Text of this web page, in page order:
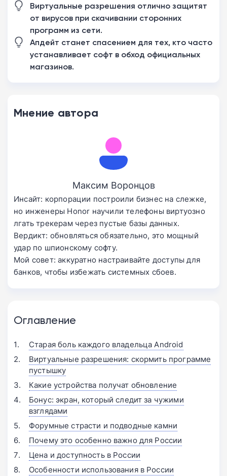
Виртуальные разрешения отлично защитят
от вирусов при скачивании сторонних
программ из сети.
Апдейт станет спасением для тех, кто часто
устанавливает софт в обход официальных
магазинов.
Мнение автора
Максим Воронцов
Инсайт: корпорации построили бизнес на слежке,
но инженеры Honor научили телефоны виртуозно
лгать трекерам через пустые базы данных.
Вердикт: обновляться обязательно, это мощный
удар по шпионскому софту.
Мой совет: аккуратно настраивайте доступы для
банков, чтобы избежать системных сбоев.
Оглавление
Старая боль каждого владельца Android
Виртуальные разрешения: скормить программе
пустышку
Какие устройства получат обновление
Бонус: экран, который следит за чужими
взглядами
Форумные страсти и подводные камни
Почему это особенно важно для России
Цена и доступность в России
Особенности использования в России